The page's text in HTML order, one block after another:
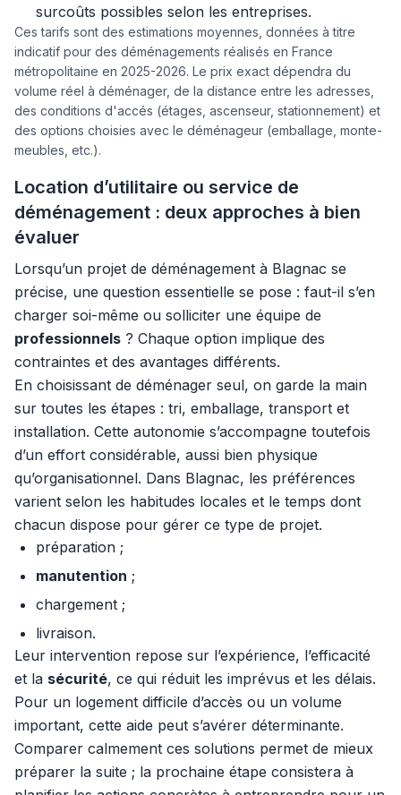
surcoûts possibles selon les entreprises.
Ces tarifs sont des estimations moyennes, données à titre
indicatif pour des déménagements réalisés en France
métropolitaine en 2025-2026. Le prix exact dépendra du
volume réel à déménager, de la distance entre les adresses,
des conditions d'accés (étages, ascenseur, stationnement) et
des options choisies avec le déménageur (emballage, monte-
meubles, etc.).
Location d’utilitaire ou service de
déménagement : deux approches à bien
évaluer
Lorsqu’un projet de déménagement à Blagnac se
précise, une question essentielle se pose : faut-il s’en
charger soi-même ou solliciter une équipe de
professionnels ? Chaque option implique des
contraintes et des avantages différents.
En choisissant de déménager seul, on garde la main
sur toutes les étapes : tri, emballage, transport et
installation. Cette autonomie s’accompagne toutefois
d’un effort considérable, aussi bien physique
qu’organisationnel. Dans Blagnac, les préférences
varient selon les habitudes locales et le temps dont
chacun dispose pour gérer ce type de projet.
préparation ;
manutention ;
chargement ;
livraison.
Leur intervention repose sur l’expérience, l’efficacité
et la sécurité, ce qui réduit les imprévus et les délais.
Pour un logement difficile d’accès ou un volume
important, cette aide peut s’avérer déterminante.
Comparer calmement ces solutions permet de mieux
préparer la suite ; la prochaine étape consistera à